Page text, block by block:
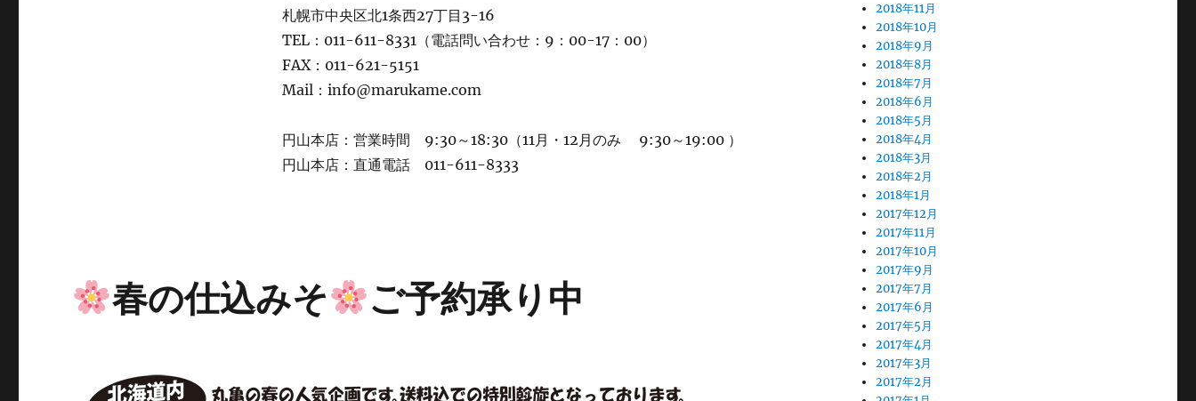
札幌市中央区北1条西27丁目3-16
TEL：011-611-8331（電話問い合わせ：9：00-17：00）
FAX：011-621-5151
Mail：info@marukame.com
円山本店：営業時間 9:30～18:30（11月・12月のみ 9:30～19:00 ）
円山本店：直通電話 011-611-8333
春の仕込みそ ご予約承り中
2018年11月
2018年10月
2018年9月
2018年8月
2018年7月
2018年6月
2018年5月
2018年4月
2018年3月
2018年2月
2018年1月
2017年12月
2017年11月
2017年10月
2017年9月
2017年7月
2017年6月
2017年5月
2017年4月
2017年3月
2017年2月